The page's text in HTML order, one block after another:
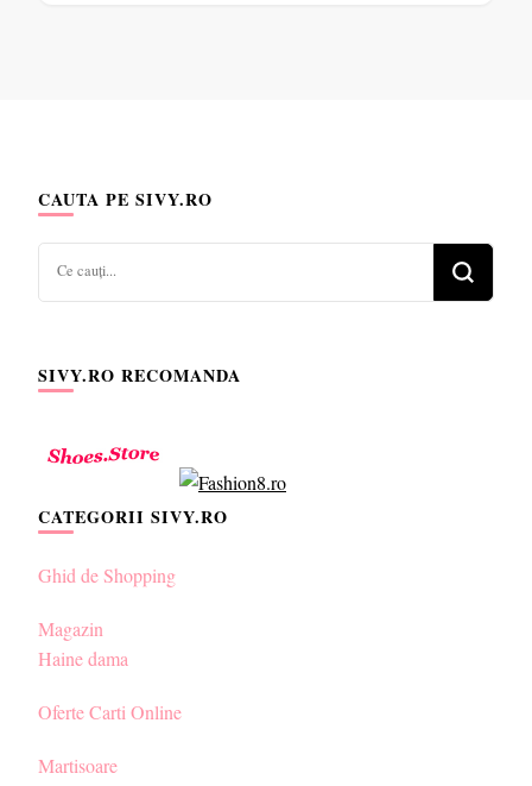
CAUTA PE SIVY.RO
SIVY.RO RECOMANDA
CATEGORII SIVY.RO
Ghid de Shopping
Magazin
Haine dama
Oferte Carti Online
Martisoare